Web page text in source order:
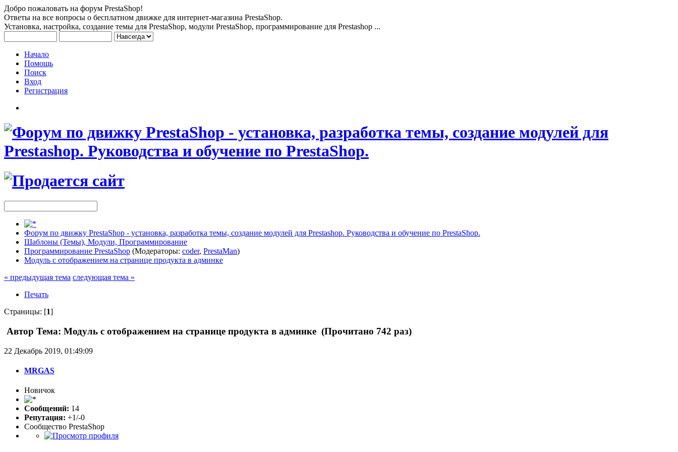
Добро пожаловать на форум PrestaShop!
Ответы на все вопросы о бесплатном движке для интернет-магазина PrestaShop.
Установка, настройка, создание темы для PrestaShop, модули PrestaShop, программирование для Prestashop ...
Начало
Помощь
Поиск
Вход
Регистрация
Форум по движку PrestaShop - установка, разработка темы, создание модулей для Prestashop. Руководства и обучение по PrestaShop.
Шаблоны (Темы), Модули, Программирование
Программирование PrestaShop (Модераторы: coder, PrestaMan)
Модуль с отображением на странице продукта в админке
« предыдущая тема следующая тема »
Печать
Страницы: [1]
Автор Тема: Модуль с отображением на странице продукта в админке (Прочитано 742 раз)
22 Декабрь 2019, 01:49:09
MRGAS
Новичок
Сообщений: 14
Репутация: +1/-0
Сообщество PrestaShop